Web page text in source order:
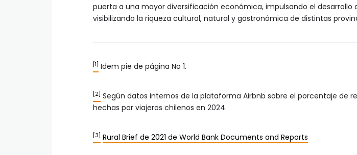
puerta a una mayor diversificación económica, impulsando el desarrollo
visibilizando la riqueza cultural, natural y gastronómica de distintas
[1] Idem pie de página No 1.
[2] Según datos internos de la plataforma Airbnb sobre el porcentaje de
hechas por viajeros chilenos en 2024.
[3] Rural Brief de 2021 de World Bank Documents and Reports